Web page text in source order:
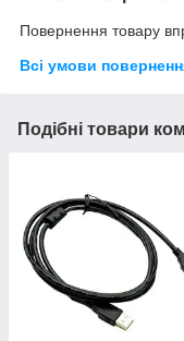
Повернення товару
Всі умови
Подібні товари